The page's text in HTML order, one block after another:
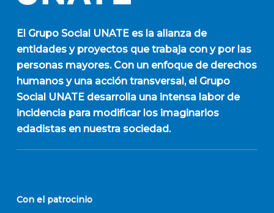
El Grupo Social UNATEes la alianza de
entidades y proyectos que trabaja con y por las
personas mayores. Con un enfoque de derechos
humanos y una acción transversal, el Grupo
Social UNATE desarrolla una intensa labor de
incidencia para modificar los imaginarios
edadistas en nuestra sociedad.
Con el patrocinio